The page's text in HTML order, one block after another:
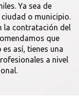
Ya sea de
o municipio.
la contratación del
que
así, tienes una
a nivel